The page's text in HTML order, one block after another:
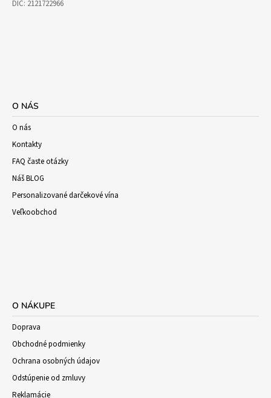
DIČ: 2121722966
O NÁS
O nás
Kontakty
FAQ časte otázky
Náš BLOG
Personalizované darčekové vína
Veľkoobchod
O NÁKUPE
Doprava
Obchodné podmienky
Ochrana osobných údajov
Odstúpenie od zmluvy
Reklamácie